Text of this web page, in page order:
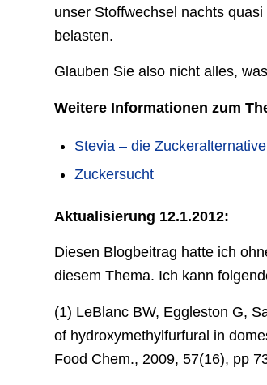
unser Stoffwechsel nachts
belasten.
Glauben Sie also nicht alles,
Weitere Informationen zum
Stevia – die Zuckeralternative
Zuckersucht
Aktualisierung 12.1.2012:
Diesen Blogbeitrag hatte ich
diesem Thema. Ich kann
(1) LeBlanc BW, Eggleston G,
of hydroxymethylfurfural in
Food Chem., 2009, 57(16), pp